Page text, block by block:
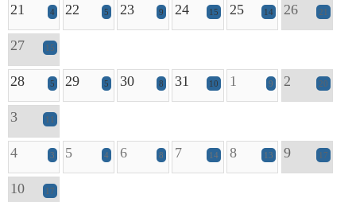
21 4 22 5 23 9 24 15 25 14 26 21
27 15
28 5 29 5 30 8 31 10 1 9 2 20
3 11
4 3 5 4 6 8 7 14 8 13 9 17
10 17